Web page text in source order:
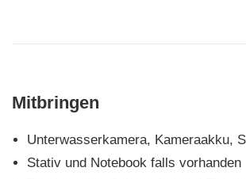
Mitbringen
Unterwasserkamera, Kameraakku,
Stativ und Notebook falls vorhanden